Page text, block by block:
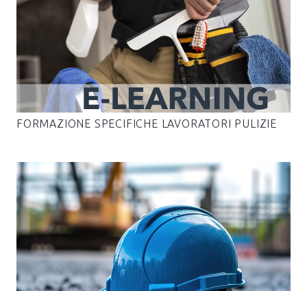
FORMAZIONE SPECIFICHE LAVORATORI PULIZIE